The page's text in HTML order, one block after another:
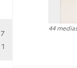
7
1
44 medias